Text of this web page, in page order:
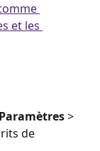
et les
Paramètres >
de